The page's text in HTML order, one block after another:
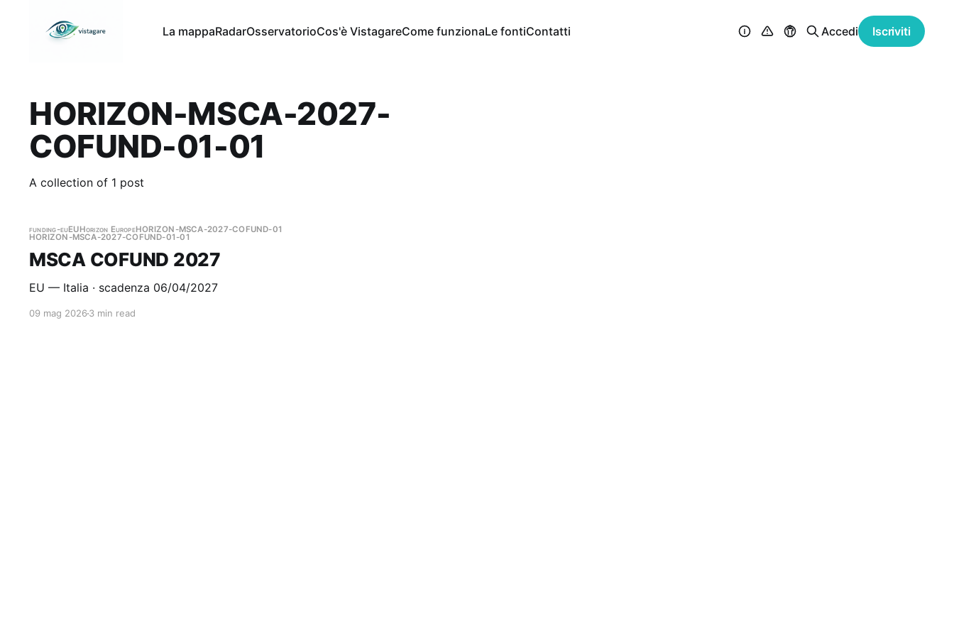
La mappaRadarOsservatorioCos'è VistagareCome funzionaLe fontiContatti Accedi Iscriviti
HORIZON-MSCA-2027-
COFUND-01-01
A collection of 1 post
funding-euEUHorizon EuropeHORIZON-MSCA-2027-COFUND-01
HORIZON-MSCA-2027-COFUND-01-01
MSCA COFUND 2027
EU — Italia · scadenza 06/04/2027
09 mag 20263 min read